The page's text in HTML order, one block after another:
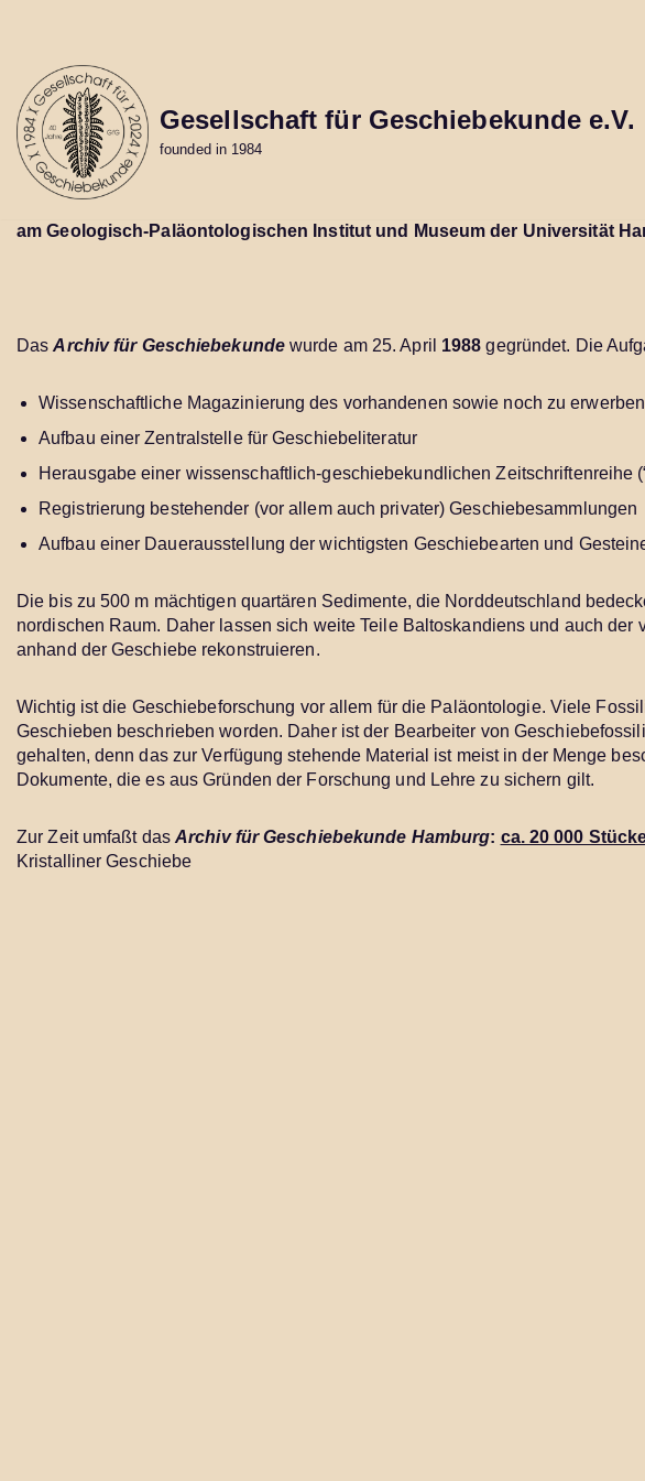
content
Gesellschaft für Geschiebekunde e.V.
founded in 1984
am Geologisch-Paläontologischen Institut und Museum der Universität
DasArchiv für Geschiebekunde wurde am 25. April 1988gegründet. Die
Wissenschaftliche Magazinierung des vorhandenen sowie noch zu
Aufbau einer Zentralstelle für Geschiebeliteratur
Herausgabe einer wissenschaftlich-geschiebekundlichen Zeitschriftenreihe
Registrierung bestehender (vor allem auch privater) Geschiebesammlungen
Aufbau einer Dauerausstellung der wichtigsten Geschiebearten und
Die bis zu 500 m mächtigen quartären Sedimente, die Norddeutschland
nordischen Raum. Daher lassen sich weite Teile Baltoskandiens und auch der
anhand der Geschiebe rekonstruieren.
Wichtig ist die Geschiebeforschung vor allem für die Paläontologie. Viele
Geschieben beschrieben worden. Daher ist der Bearbeiter von
gehalten, denn das zur Verfügung stehende Material ist meist in der Menge
Dokumente, die es aus Gründen der Forschung und Lehre zu sichern gilt.
Zur Zeit umfaßt das Archiv für Geschiebekunde Hamburg: ca. 20 000
Kristalliner Geschiebe